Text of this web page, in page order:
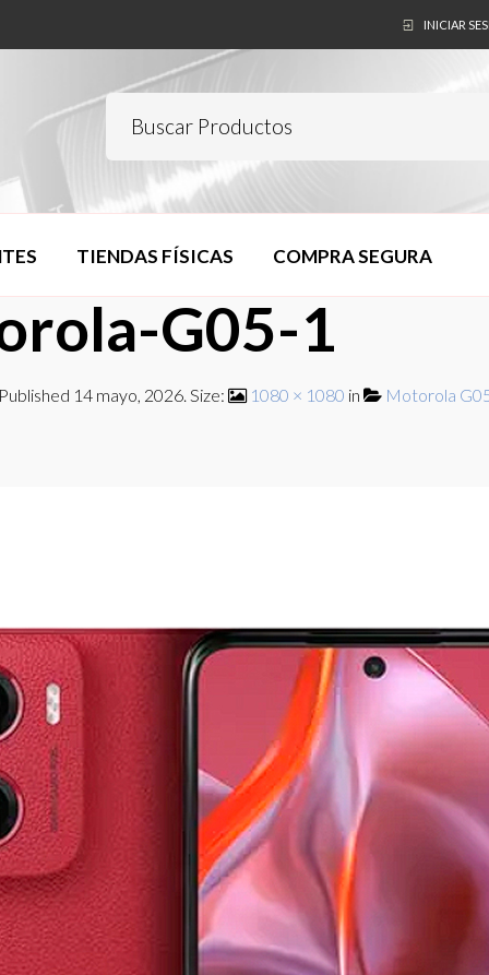
INICIAR
TIENDAS FÍSICAS COMPRA SEGURA
G05-1
14 mayo, 2026. Size: 1080 × 1080 in Motorola